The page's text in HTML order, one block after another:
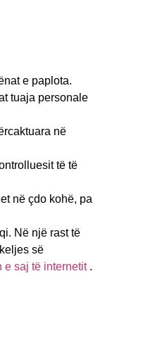
e paplota.
tuaja personale
në
të të
në çdo kohë, pa
Në një rast të
së
e saj të internetit.